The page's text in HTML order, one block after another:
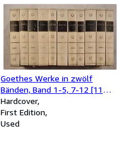
Goethes Werke in zwölf
Bänden, Band 1-5, 7-12 [11
Bücher] Band 6 fehlt!
Hardcover
First Edition
Used